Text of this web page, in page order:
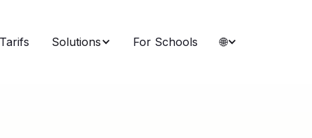
Tarifs Solutions For Schools 🌐